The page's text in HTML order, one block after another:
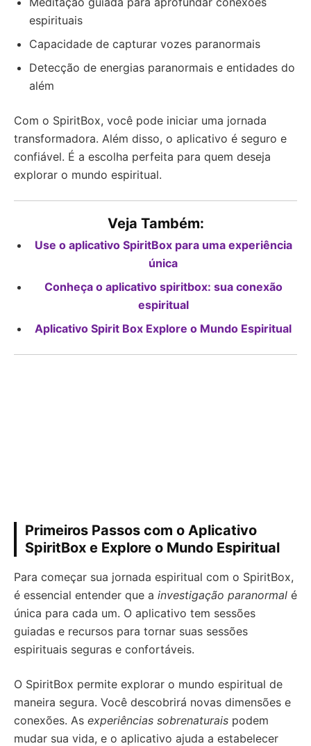
espirituais
Capacidade de capturar vozes paranormais
Detecção de energias paranormais e entidades do
além
Com o SpiritBox, você pode iniciar uma jornada
transformadora. Além disso, o aplicativo é seguro e
confiável. É a escolha perfeita para quem deseja
explorar o mundo espiritual.
Veja Também:
Use o aplicativo SpiritBox para uma experiência
única
Conheça o aplicativo spiritbox: sua conexão
espiritual
Aplicativo Spirit Box Explore o Mundo Espiritual
Primeiros Passos com o Aplicativo
SpiritBox e Explore o Mundo Espiritual
Para começar sua jornada espiritual com o SpiritBox,
é essencial entender que a investigação paranormal é
única para cada um. O aplicativo tem sessões
guiadas e recursos para tornar suas sessões
espirituais seguras e confortáveis.
O SpiritBox permite explorar o mundo espiritual de
maneira segura. Você descobrirá novas dimensões e
conexões. As experiências sobrenaturais podem
mudar sua vida, e o aplicativo ajuda a estabelecer